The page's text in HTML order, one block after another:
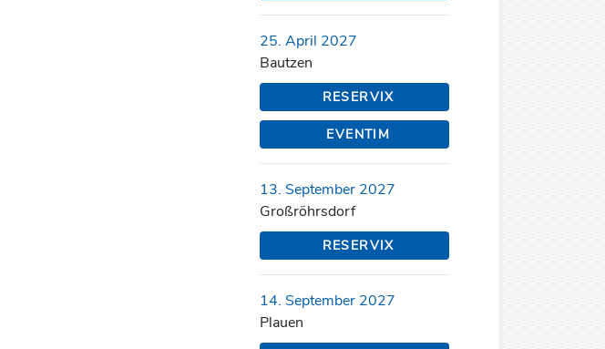
25. April 2027
Bautzen
RESERVIX
EVENTIM
13. September 2027
Großröhrsdorf
RESERVIX
14. September 2027
Plauen